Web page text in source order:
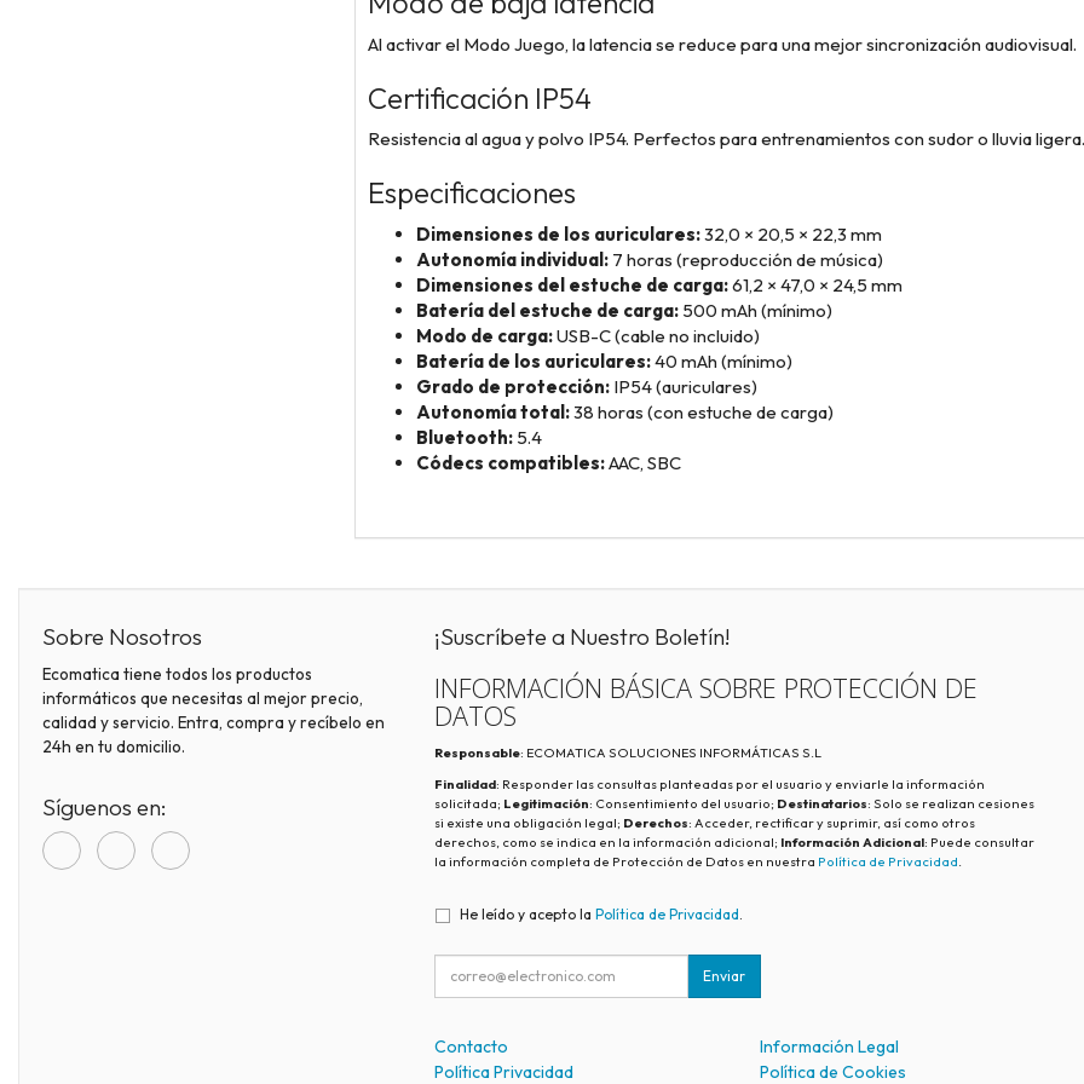
Al activar el Modo Juego, la latencia se reduce para una mejor sincronización audiovisual.
Certificación IP54
Resistencia al agua y polvo IP54. Perfectos para entrenamientos con sudor o lluvia ligera.
Especificaciones
Dimensiones de los auriculares:32,0 × 20,5 × 22,3 mm
Autonomía individual:7 horas (reproducción de música)
Dimensiones del estuche de carga:61,2 × 47,0 × 24,5 mm
Batería del estuche de carga:500 mAh (mínimo)
Modo de carga:USB-C (cable no incluido)
Batería de los auriculares:40 mAh (mínimo)
Grado de protección:IP54 (auriculares)
Autonomía total:38 horas (con estuche de carga)
Bluetooth:5.4
Códecs compatibles:AAC, SBC
Sobre Nosotros
Ecomatica tiene todos los productos
informáticos que necesitas al mejor precio,
calidad y servicio. Entra, compra y recíbelo en
24h en tu domicilio.
Síguenos en:
¡Suscríbete a Nuestro Boletín!
INFORMACIÓN BÁSICA SOBRE PROTECCIÓN DE
DATOS
Responsable: ECOMATICA SOLUCIONES INFORMÁTICAS S.L
Finalidad: Responder las consultas planteadas por el usuario y enviarle la información
solicitada; Legitimación: Consentimiento del usuario; Destinatarios: Solo se realizan cesiones
si existe una obligación legal; Derechos: Acceder, rectificar y suprimir, así como otros
derechos, como se indica en la información adicional; Información Adicional: Puede consultar
la información completa de Protección de Datos en nuestra Política de Privacidad.
He leído y acepto la Política de Privacidad
Enviar
Contacto
Información Legal
Política Privacidad
Política de Cookies